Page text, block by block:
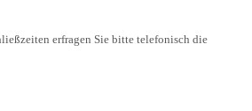
erfragen Sie bitte telefonisch die